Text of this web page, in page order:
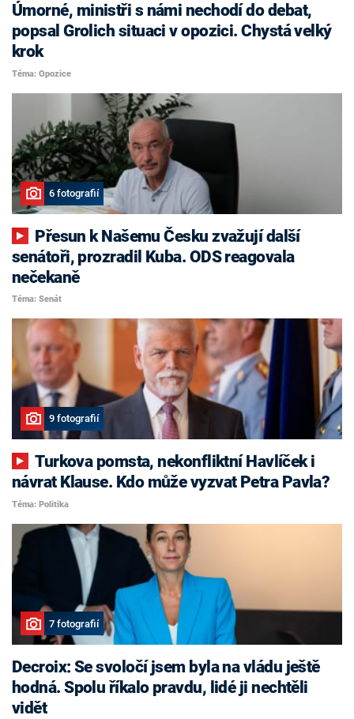
Úmorné, ministři s námi nechodí do debat,
popsal Grolich situaci v opozici. Chystá velký
krok
Téma: Opozice
6 fotografií
senátoři, prozradil Kuba. ODS reagovala
nečekaně
Téma: Senát
9 fotografií
Turkova pomsta, nekonfliktní Havlíček i
návrat Klause. Kdo může vyzvat Petra Pavla?
Téma: Politika
7 fotografií
Decroix: Se svoločí jsem byla na vládu ještě
hodná. Spolu říkalo pravdu, lidé ji nechtěli
vidět